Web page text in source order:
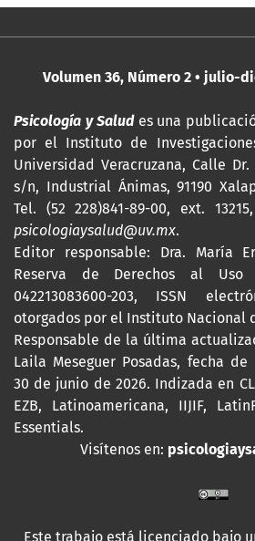
Volumen 36, Número 2 • julio-
Psicología y Salud es una
por el Instituto de
Universidad Veracruzana, Calle
s/n, Industrial Ánimas, 91190
Tel. (52 228)841-89-00, ext.
psicologiaysalud@uv.mx.
Editor responsable: Dra. María
Reserva de Derechos al Uso
042213083600-203, ISSN
otorgados por el Instituto Nacional
Responsable de la última
Laila Meseguer Posadas, fecha
30 de junio de 2026. Indizada en
EZB, Latinoamericana, IIJIF,
Essentials.
Visítenos en:
Este trabajo está licenciado bajo